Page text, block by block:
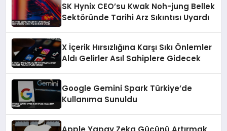
SK Hynix CEO’su Kwak Noh-jung Bellek
Sektöründe Tarihi Arz Sıkıntısı Uyardı
X İçerik Hırsızlığına Karşı Sıkı Önlemler
Aldı Gelirler Asıl Sahiplere Gidecek
Google Gemini Spark Türkiye’de
Kullanıma Sunuldu